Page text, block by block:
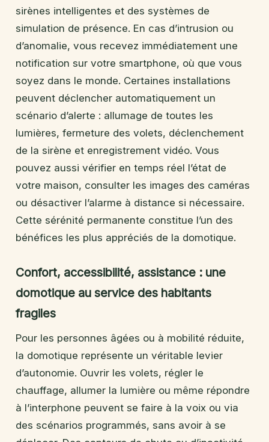
sirènes intelligentes et des systèmes de
simulation de présence. En cas d’intrusion ou
d’anomalie, vous recevez immédiatement une
notification sur votre smartphone, où que vous
soyez dans le monde. Certaines installations
peuvent déclencher automatiquement un
scénario d’alerte : allumage de toutes les
lumières, fermeture des volets, déclenchement
de la sirène et enregistrement vidéo. Vous
pouvez aussi vérifier en temps réel l’état de
votre maison, consulter les images des caméras
ou désactiver l’alarme à distance si nécessaire.
Cette sérénité permanente constitue l’un des
bénéfices les plus appréciés de la domotique.
Confort, accessibilité, assistance : une
domotique au service des habitants
fragiles
Pour les personnes âgées ou à mobilité réduite,
la domotique représente un véritable levier
d’autonomie. Ouvrir les volets, régler le
chauffage, allumer la lumière ou même répondre
à l’interphone peuvent se faire à la voix ou via
des scénarios programmés, sans avoir à se